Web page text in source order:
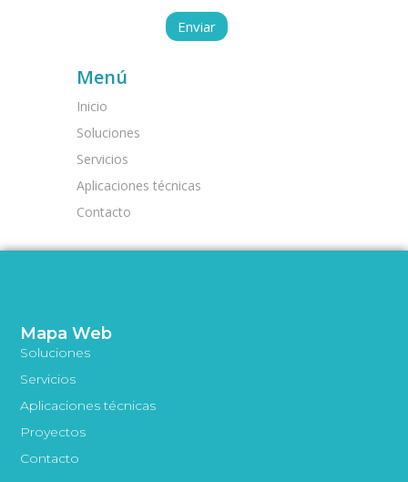
Menú
Inicio
Soluciones
Servicios
Aplicaciones técnicas
Contacto
Mapa Web
Soluciones
Servicios
Aplicaciones técnicas
Proyectos
Contacto